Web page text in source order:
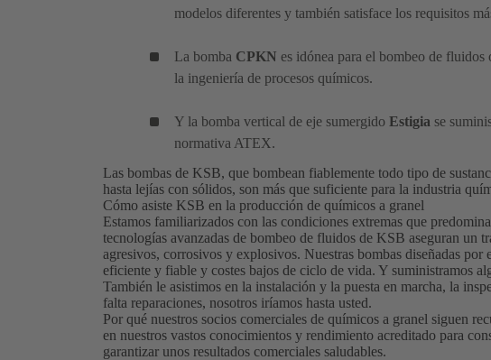
modelos diferentes y también satisface los requisitos
La bomba CPKN es idónea para el bombeo de
la ingeniería de procesos químicos.
Y la bomba vertical de eje sumergido Estigia se
normativa ATEX.
Las bombas de KSB, que bombean fiablemente todo tipo de
hasta lejías con sólidos, son más que suficiente para la industria
Cómo asiste KSB en la producción de químicos a granel
Estamos familiarizados con las condiciones extremas que
tecnologías avanzadas de bombeo de fluidos de KSB aseguran un
agresivos, corrosivos y explosivos. Nuestras bombas diseñadas
eficiente y fiable y costes bajos de ciclo de vida. Y suministramos
También le asistimos en la instalación y la puesta en marcha, la
falta reparaciones, nosotros iríamos hasta usted.
Por qué nuestros socios comerciales de químicos a granel siguen
en nuestros vastos conocimientos y rendimiento acreditado para
garantizar unos resultados comerciales saludables.